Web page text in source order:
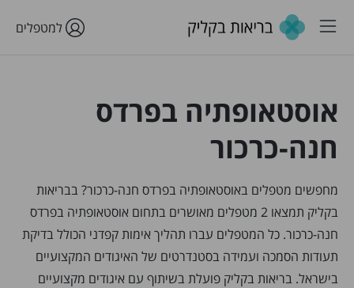
למטפלים
אוסטאופתיה בפרדס
חנה-כרכור
מחפשים מטפלים באוסטאופתיה בפרדס חנה-כרכור? בבריאות
בקליק תמצאו 2 מטפלים מאושרים בתחום אוסטאופתיה בפרדס
חנה-כרכור. כל המטפלים עברו תהליך אימות קפדני הכולל בדיקת
תעודות הסמכה ועמידה בסטנדרטים של האיגודים המקצועיים
בישראל. בריאות בקליק פועלת בשיתוף עם איגודים מקצועיים